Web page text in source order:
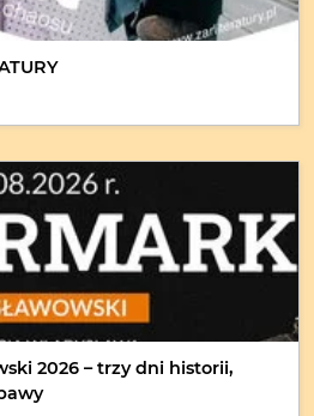
2026 – trzy dni historii,